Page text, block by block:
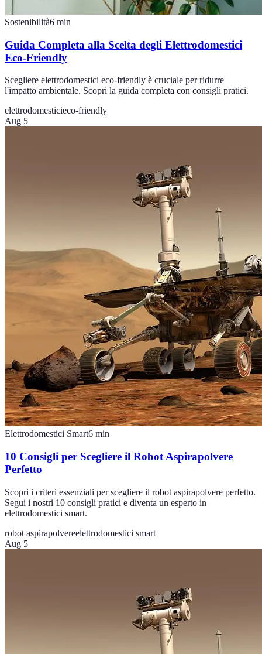
Sostenibilità6 min
Guida Completa alla Scelta degli Elettrodomestici
Eco-Friendly
Scegliere elettrodomestici eco-friendly è cruciale per ridurre
l'impatto ambientale. Scopri la guida completa con consigli pratici.
elettrodomesticieco-friendly
Aug 5
Elettrodomestici Smart6 min
10 Consigli per Scegliere il Robot Aspirapolvere
Perfetto
Scopri i criteri essenziali per scegliere il robot aspirapolvere perfetto.
Segui i nostri 10 consigli pratici e diventa un esperto in
elettrodomestici smart.
robot aspirapolvereelettrodomestici smart
Aug 5